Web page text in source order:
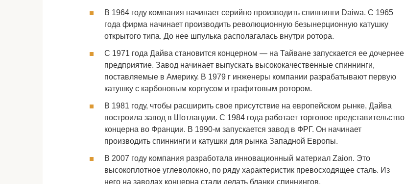
В 1964 году компания начинает серийно производить спиннинги Daiwa. С 1965
года фирма начинает производить революционную безынерционную катушку
открытого типа. До нее шпулька располагалась внутри ротора.
С 1971 года Дайва становится концерном — на Тайване запускается ее дочернее
предприятие. Завод начинает выпускать высококачественные спиннинги,
поставляемые в Америку. В 1979 г инженеры компании разрабатывают первую
катушку с карбоновым корпусом и графитовым ротором.
В 1981 году, чтобы расширить свое присутствие на европейском рынке, Дайва
построила завод в Шотландии. С 1984 года работает торговое представительство
концерна во Франции. В 1990-м запускается завод в ФРГ. Он начинает
производить спиннинги и катушки для рынка Западной Европы.
В 2007 году компания разработала инновационный материал Zaion. Это
высокоплотное углеволокно, по ряду характеристик превосходящее сталь. Из
него на заводах концерна стали делать бланки спиннингов.